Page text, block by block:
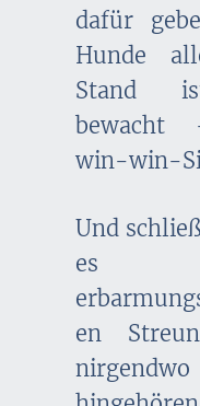
dafür
Hunde
Stand
bewacht
win-win-
Und
es
en
nirgendwo